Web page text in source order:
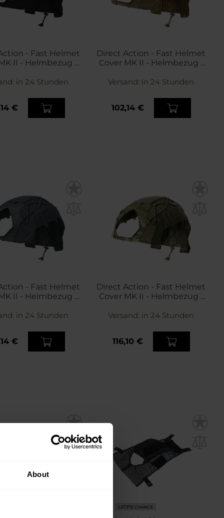
About
- Fast Helmet
II - Helmbezug -
in 24 Stunden
€
Direct Action - Fast Helmet
Cover MK II - Helmbezug -
Versand: in 24 Stunden
102,14 €
- Fast Helmet
II - Helmbezug -
in 24 Stunden
€
Direct Action - Fast Helmet
Cover MK II - Helmbezug -
Versand: in 24 Stunden
116,10 €
LETZTE CHANCE